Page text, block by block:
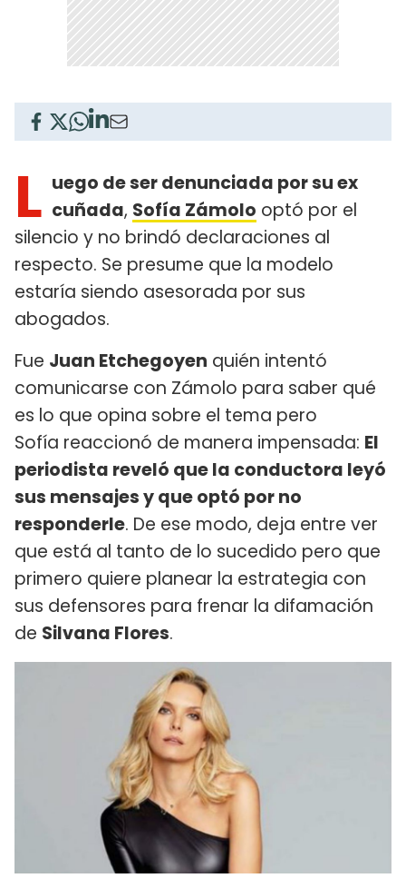
L uego de ser denunciada por su ex
cuñada, Sofía Zámolo optó por el
silencio y no brindó declaraciones al
respecto. Se presume que la modelo
estaría siendo asesorada por sus
abogados.
Fue Juan Etchegoyen quién intentó
comunicarse con Zámolo para saber qué
es lo que opina sobre el tema pero
Sofía reaccionó de manera impensada: El
periodista reveló que la conductora leyó
sus mensajes y que optó por no
responderle. De ese modo, deja entre ver
que está al tanto de lo sucedido pero que
primero quiere planear la estrategia con
sus defensores para frenar la difamación
de Silvana Flores.